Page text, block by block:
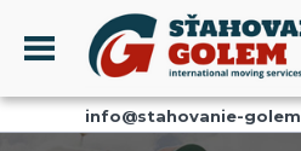
Menu
PROFILinfo@stahovanie-